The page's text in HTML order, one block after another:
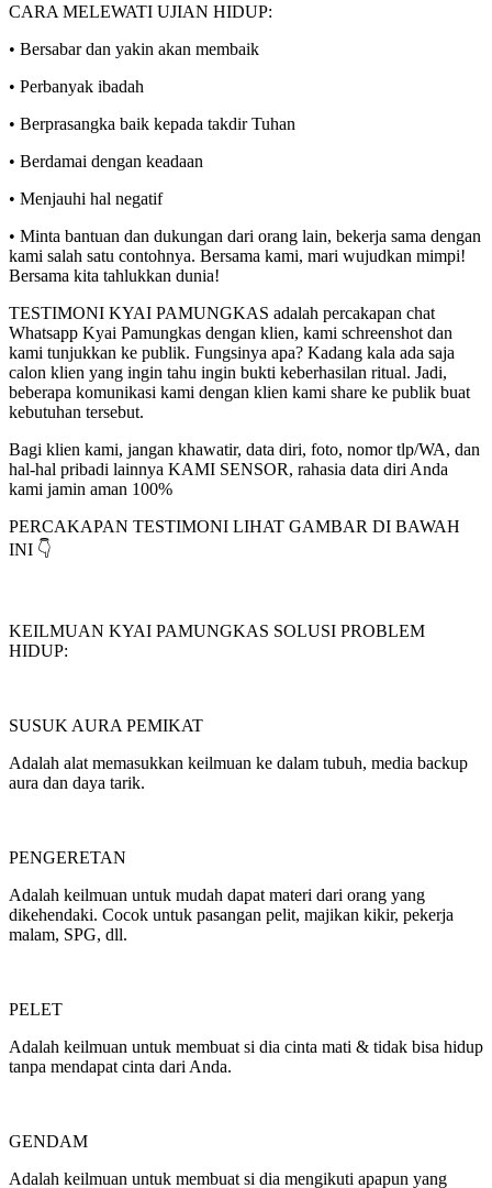
CARA MELEWATI UJIAN HIDUP:
• Bersabar dan yakin akan membaik
• Perbanyak ibadah
• Berprasangka baik kepada takdir Tuhan
• Berdamai dengan keadaan
• Menjauhi hal negatif
• Minta bantuan dan dukungan dari orang lain, bekerja sama dengan
kami salah satu contohnya. Bersama kami, mari wujudkan mimpi!
Bersama kita tahlukkan dunia!
TESTIMONI KYAI PAMUNGKAS adalah percakapan chat
Whatsapp Kyai Pamungkas dengan klien, kami schreenshot dan
kami tunjukkan ke publik. Fungsinya apa? Kadang kala ada saja
calon klien yang ingin tahu ingin bukti keberhasilan ritual. Jadi,
beberapa komunikasi kami dengan klien kami share ke publik buat
kebutuhan tersebut.
Bagi klien kami, jangan khawatir, data diri, foto, nomor tlp/WA, dan
hal-hal pribadi lainnya KAMI SENSOR, rahasia data diri Anda
kami jamin aman 100%
PERCAKAPAN TESTIMONI LIHAT GAMBAR DI BAWAH
INI 👇
KEILMUAN KYAI PAMUNGKAS SOLUSI PROBLEM
HIDUP:
SUSUK AURA PEMIKAT
Adalah alat memasukkan keilmuan ke dalam tubuh, media backup
aura dan daya tarik.
PENGERETAN
Adalah keilmuan untuk mudah dapat materi dari orang yang
dikehendaki. Cocok untuk pasangan pelit, majikan kikir, pekerja
malam, SPG, dll.
PELET
Adalah keilmuan untuk membuat si dia cinta mati & tidak bisa hidup
tanpa mendapat cinta dari Anda.
GENDAM
Adalah keilmuan untuk membuat si dia mengikuti apapun yang